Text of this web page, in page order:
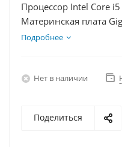
Процессор Intel Core
Материнская плата
Видеокарта RTX 3060
Подробнее
Нет в наличии
Поделиться